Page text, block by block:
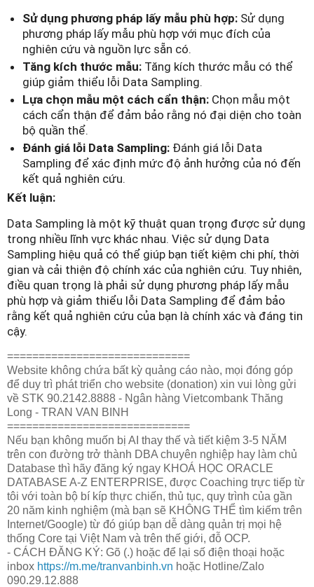
Sử dụng phương pháp lấy mẫu phù hợp: Sử dụng
phương pháp lấy mẫu phù hợp với mục đích của
nghiên cứu và nguồn lực sẵn có.
Tăng kích thước mẫu: Tăng kích thước mẫu có thể
giúp giảm thiểu lỗi Data Sampling.
Lựa chọn mẫu một cách cẩn thận: Chọn mẫu một
cách cẩn thận để đảm bảo rằng nó đại diện cho toàn
bộ quần thể.
Đánh giá lỗi Data Sampling: Đánh giá lỗi Data
Sampling để xác định mức độ ảnh hưởng của nó đến
kết quả nghiên cứu.
Kết luận:
Data Sampling là một kỹ thuật quan trọng được sử dụng
trong nhiều lĩnh vực khác nhau. Việc sử dụng Data
Sampling hiệu quả có thể giúp bạn tiết kiệm chi phí, thời
gian và cải thiện độ chính xác của nghiên cứu. Tuy nhiên,
điều quan trọng là phải sử dụng phương pháp lấy mẫu
phù hợp và giảm thiểu lỗi Data Sampling để đảm bảo
rằng kết quả nghiên cứu của bạn là chính xác và đáng tin
cậy.
=============================
Website không chứa bất kỳ quảng cáo nào, mọi đóng góp
để duy trì phát triển cho website (donation) xin vui lòng gửi
về STK 90.2142.8888 - Ngân hàng Vietcombank Thăng
Long - TRAN VAN BINH
=============================
Nếu bạn không muốn bị AI thay thế và tiết kiệm 3-5 NĂM
trên con đường trở thành DBA chuyên nghiệp hay làm chủ
Database thì hãy đăng ký ngay KHOÁ HỌC ORACLE
DATABASE A-Z ENTERPRISE, được Coaching trực tiếp từ
tôi với toàn bộ bí kíp thực chiến, thủ tục, quy trình của gần
20 năm kinh nghiệm (mà bạn sẽ KHÔNG THỂ tìm kiếm trên
Internet/Google) từ đó giúp bạn dễ dàng quản trị mọi hệ
thống Core tại Việt Nam và trên thế giới, đỗ OCP.
- CÁCH ĐĂNG KÝ: Gõ (.) hoặc để lại số điện thoại hoặc
inbox https://m.me/tranvanbinh.vn hoặc Hotline/Zalo
090.29.12.888